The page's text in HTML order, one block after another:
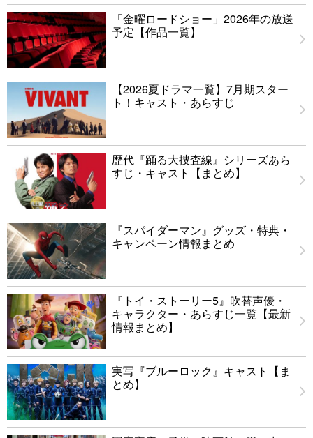
「金曜ロードショー」2026年の放送
予定【作品一覧】
【2026夏ドラマ一覧】7月期スター
ト！キャスト・あらすじ
歴代『踊る大捜査線』シリーズあら
すじ・キャスト【まとめ】
『スパイダーマン』グッズ・特典・
キャンペーン情報まとめ
『トイ・ストーリー5』吹替声優・
キャラクター・あらすじ一覧【最新
情報まとめ】
実写『ブルーロック』キャスト【ま
とめ】